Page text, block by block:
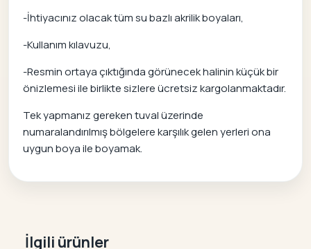
-İhtiyacınız olacak tüm su bazlı akrilik boyaları,
-Kullanım kılavuzu,
-Resmin ortaya çıktığında görünecek halinin küçük bir
önizlemesi ile birlikte sizlere ücretsiz kargolanmaktadır.
Tek yapmanız gereken tuval üzerinde
numaralandırılmış bölgelere karşılık gelen yerleri ona
uygun boya ile boyamak.
İlgili ürünler